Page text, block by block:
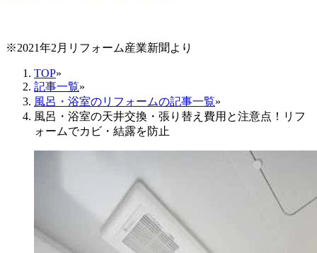
※2021年2月リフォーム産業新聞より
TOP»
記事一覧»
風呂・浴室のリフォームの記事一覧»
風呂・浴室の天井交換・張り替え費用と注意点！リフ
ォームでカビ・結露を防止